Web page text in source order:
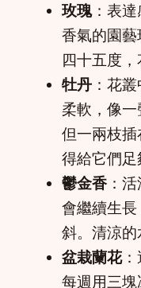
玫瑰：表達
香氣的園
四十五度，
牡丹 ：花
柔軟，像一
但一兩枝
得給它們足
鬱金香：活
會繼續生
斜。清涼的
盆栽蘭花：
每週用三